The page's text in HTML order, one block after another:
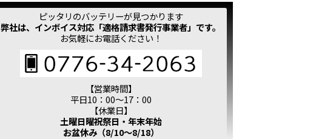
ピッタリのバッテリーが見つかります
弊社は、インボイス対応「適格請求書発行事業者」です。
お気軽にお電話ください！
【営業時間】
平日10：00～17：00
【休業日】
土曜日曜祝祭日・年末年始
お盆休み（8/10～8/18）